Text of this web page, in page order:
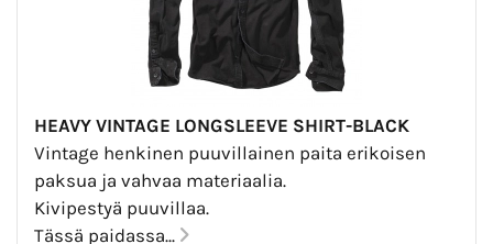
HEAVY VINTAGE LONGSLEEVE SHIRT-BLACK
Vintage henkinen puuvillainen paita erikoisen
paksua ja vahvaa materiaalia.
Kivipestyä puuvillaa.
Tässä paidassa...